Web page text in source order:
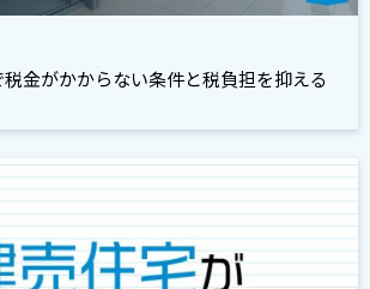
金がかからない条件と税負担を抑える